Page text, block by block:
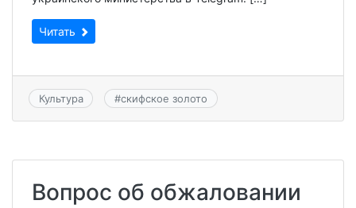
Читать
Культура #скифское золото
Вопрос об обжаловании